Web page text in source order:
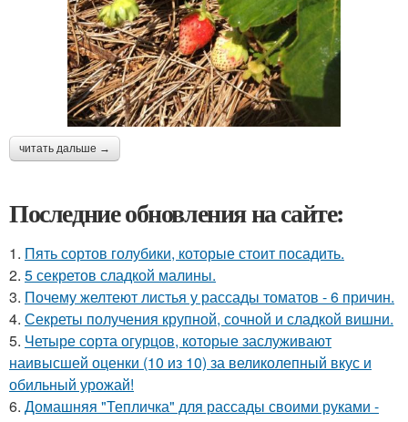
читать дальше →
Последние обновления на сайте:
1. Пять сортов голубики, которые стоит посадить.
2. 5 секретов сладкой малины.
3. Почему желтеют листья у рассады томатов - 6 причин.
4. Секреты получения крупной, сочной и сладкой вишни.
5. Четыре сорта огурцов, которые заслуживают
наивысшей оценки (10 из 10) за великолепный вкус и
обильный урожай!
6. Домашняя "Тепличка" для рассады своими руками -